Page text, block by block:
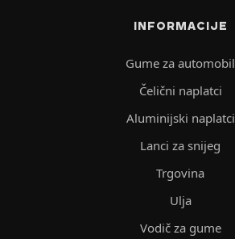
INFORMACIJE
Gume za automobil
Čelični naplatci
Aluminijski naplatci
Lanci za snijeg
Trgovina
Ulja
Vodič za gume